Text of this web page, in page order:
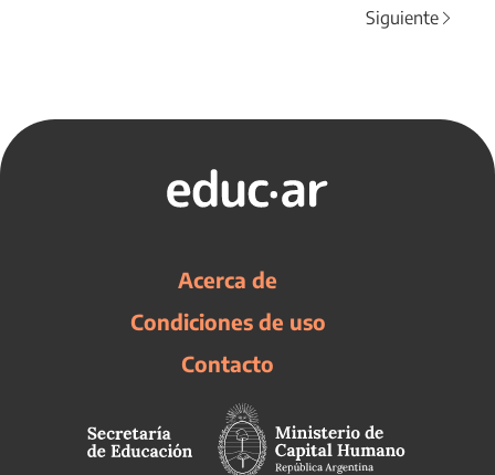
Siguiente
Acerca de
Condiciones de uso
Contacto